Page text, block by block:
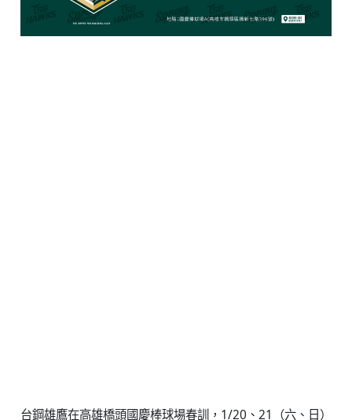
台鋼雄鷹在高雄橋頭國慶棒球場春訓，1/20、21（六、日）